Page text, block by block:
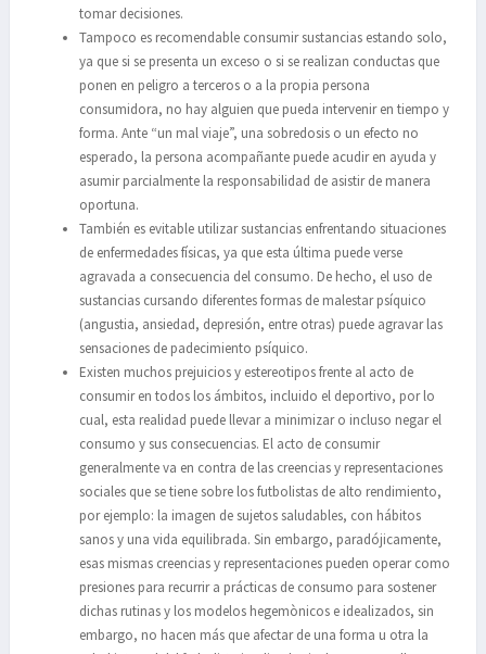
tomar decisiones.
Tampoco es recomendable consumir sustancias estando solo,
ya que si se presenta un exceso o si se realizan conductas que
ponen en peligro a terceros o a la propia persona
consumidora, no hay alguien que pueda intervenir en tiempo y
forma. Ante “un mal viaje”, una sobredosis o un efecto no
esperado, la persona acompañante puede acudir en ayuda y
asumir parcialmente la responsabilidad de asistir de manera
oportuna.
También es evitable utilizar sustancias enfrentando situaciones
de enfermedades físicas, ya que esta última puede verse
agravada a consecuencia del consumo. De hecho, el uso de
sustancias cursando diferentes formas de malestar psíquico
(angustia, ansiedad, depresión, entre otras) puede agravar las
sensaciones de padecimiento psíquico.
Existen muchos prejuicios y estereotipos frente al acto de
consumir en todos los ámbitos, incluido el deportivo, por lo
cual, esta realidad puede llevar a minimizar o incluso negar el
consumo y sus consecuencias. El acto de consumir
generalmente va en contra de las creencias y representaciones
sociales que se tiene sobre los futbolistas de alto rendimiento,
por ejemplo: la imagen de sujetos saludables, con hábitos
sanos y una vida equilibrada. Sin embargo, paradójicamente,
esas mismas creencias y representaciones pueden operar como
presiones para recurrir a prácticas de consumo para sostener
dichas rutinas y los modelos hegemònicos e idealizados, sin
embargo, no hacen más que afectar de una forma u otra la